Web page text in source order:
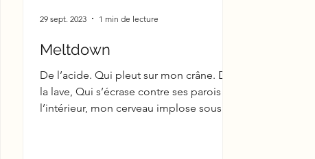
Meltdown
De l’acide. Qui pleut sur mon crâne. De
la lave, Qui s’écrase contre ses parois De
l’intérieur, mon cerveau implose sous la
29 sept. 2023 1 min de lecture